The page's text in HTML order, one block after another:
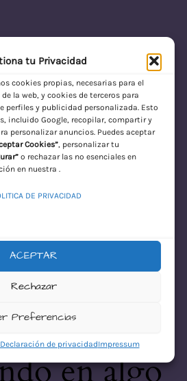
tu Privacidad
cookies propias, necesarias para el
la web, y cookies de terceros para
perfiles y publicidad personalizada. Esto
incluido Google, recopilar, compartir y
personalizar anuncios. Puedes aceptar
Cookies”, personalizar tu
o rechazar las no esenciales en
en nuestra .
DE PRIVACIDAD
ACEPTAR
Rechazar
Preferencias
Declaración de privacidadImpressum
Online con Envío
este
Estamos
en algo